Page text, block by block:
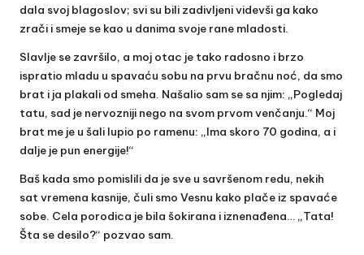
dala svoj blagoslov; svi su bili zadivljeni videvši ga kako
zrači i smeje se kao u danima svoje rane mladosti.
Slavlje se završilo, a moj otac je tako radosno i brzo
ispratio mladu u spavaću sobu na prvu bračnu noć, da smo
brat i ja plakali od smeha. Našalio sam se sa njim: „Pogledaj
tatu, sad je nervozniji nego na svom prvom venčanju.“ Moj
brat me je u šali lupio po ramenu: „Ima skoro 70 godina, a i
dalje je pun energije!“
Baš kada smo pomislili da je sve u savršenom redu, nekih
sat vremena kasnije, čuli smo Vesnu kako plače iz spavaće
sobe. Cela porodica je bila šokirana i iznenađena… „Tata!
Šta se desilo?“ pozvao sam.